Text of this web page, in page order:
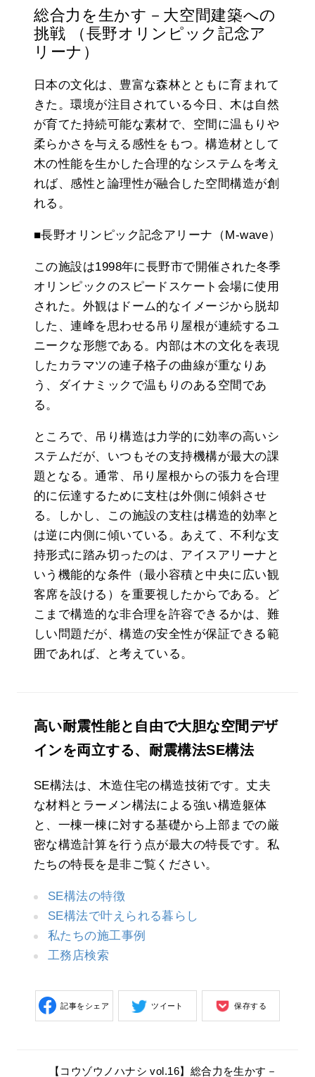
総合力を生かす－大空間建築への
挑戦 （長野オリンピック記念ア
リーナ）
日本の文化は、豊富な森林とともに育まれて
きた。環境が注目されている今日、木は自然
が育てた持続可能な素材で、空間に温もりや
柔らかさを与える感性をもつ。構造材として
木の性能を生かした合理的なシステムを考え
れば、感性と論理性が融合した空間構造が創
れる。
■長野オリンピック記念アリーナ（M-wave）
この施設は1998年に長野市で開催された冬季
オリンピックのスピードスケート会場に使用
された。外観はドーム的なイメージから脱却
した、連峰を思わせる吊り屋根が連続するユ
ニークな形態である。内部は木の文化を表現
したカラマツの連子格子の曲線が重なりあ
う、ダイナミックで温もりのある空間であ
る。
ところで、吊り構造は力学的に効率の高いシ
ステムだが、いつもその支持機構が最大の課
題となる。通常、吊り屋根からの張力を合理
的に伝達するために支柱は外側に傾斜させ
る。しかし、この施設の支柱は構造的効率と
は逆に内側に傾いている。あえて、不利な支
持形式に踏み切ったのは、アイスアリーナと
いう機能的な条件（最小容積と中央に広い観
客席を設ける）を重要視したからである。ど
こまで構造的な非合理を許容できるかは、難
しい問題だが、構造の安全性が保証できる範
囲であれば、と考えている。
高い耐震性能と自由で大胆な空間デザ
インを両立する、耐震構法SE構法
SE構法は、木造住宅の構造技術です。丈夫
な材料とラーメン構法による強い構造躯体
と、一棟一棟に対する基礎から上部までの厳
密な構造計算を行う点が最大の特長です。私
たちの特長を是非ご覧ください。
SE構法の特徴
SE構法で叶えられる暮らし
私たちの施工事例
工務店検索
記事をシェア ツイート 保存する
【コウゾウノハナシ vol.16】総合力を生かす－